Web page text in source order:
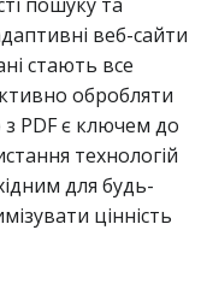
веб-сайти
стають все
обробляти
PDF є ключем до
технологій
для будь-
цінність